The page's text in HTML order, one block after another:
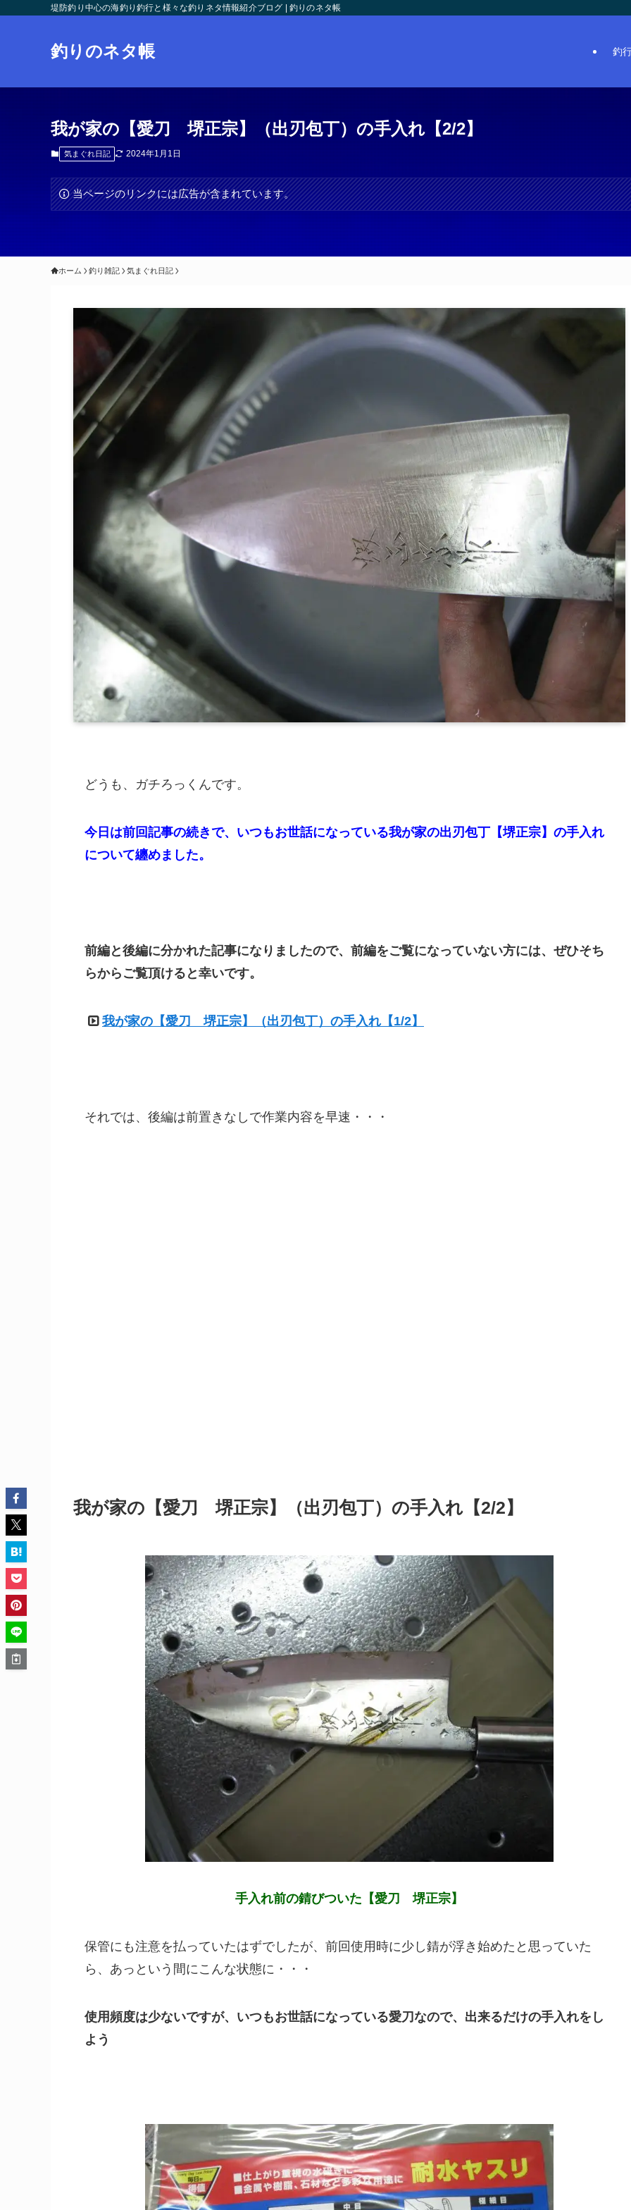
堤防釣り中心の海釣り釣行と様々な釣りネタ情報紹介ブログ | 釣りのネタ帳
釣りのネタ帳 釣
我が家の【愛刀 堺正宗】（出刃包丁）の手入れ【2/2】
気まぐれ日記 2024年1月1日
当ページのリンクには広告が含まれています。
ホーム 釣り雑記 気まぐれ日記
どうも、ガチろっくんです。
今日は前回記事の続きで、いつもお世話になっている我が家の出刃包丁【堺正宗】の手入れ
について纏めました。
前編と後編に分かれた記事になりましたので、前編をご覧になっていない方には、ぜひそち
らからご覧頂けると幸いです。
我が家の【愛刀 堺正宗】（出刃包丁）の手入れ【1/2】
それでは、後編は前置きなしで作業内容を早速・・・
我が家の【愛刀 堺正宗】（出刃包丁）の手入れ【2/2】
手入れ前の錆びついた【愛刀 堺正宗】
保管にも注意を払っていたはずでしたが、前回使用時に少し錆が浮き始めたと思っていた
ら、あっという間にこんな状態に・・・
使用頻度は少ないですが、いつもお世話になっている愛刀なので、出来るだけの手入れをし
よう